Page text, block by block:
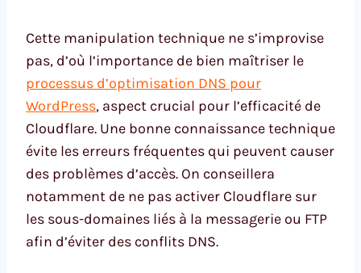
Cette manipulation technique ne s’improvise
pas, d’où l’importance de bien maîtriser le
processus d’optimisation DNS pour
WordPress, aspect crucial pour l’efficacité de
Cloudflare. Une bonne connaissance technique
évite les erreurs fréquentes qui peuvent causer
des problèmes d’accès. On conseillera
notamment de ne pas activer Cloudflare sur
les sous-domaines liés à la messagerie ou FTP
afin d’éviter des conflits DNS.